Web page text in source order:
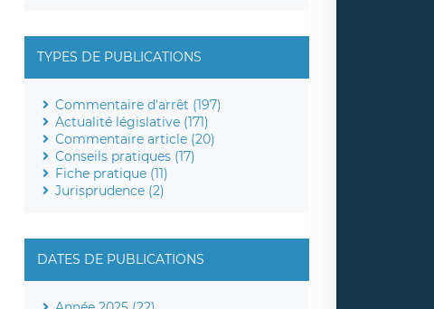
TYPES DE PUBLICATIONS
Commentaire d'arrêt (197)
Actualité législative (171)
Commentaire article (20)
Conseils pratiques (17)
Fiche pratique (11)
Jurisprudence (2)
DATES DE PUBLICATIONS